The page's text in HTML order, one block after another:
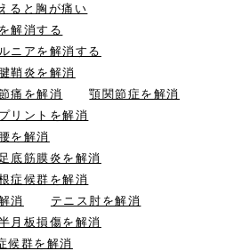
ると胸が痛い
解消する
ニアを解消する
腱鞘炎を解消
痛を解消
顎関節症を解消
リントを解消
を解消
足底筋膜炎を解消
症候群を解消
消
テニス肘を解消
月板損傷を解消
候群を解消